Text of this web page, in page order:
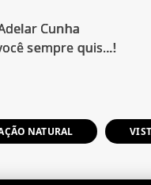
Cunha
Realize o sonho de morar como você sempre quis...!
NATURAL